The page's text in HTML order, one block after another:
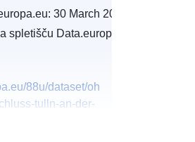
30 March 2022
spletišču Data.europa.eu:
88u/dataset/oh
tulln-an-der-